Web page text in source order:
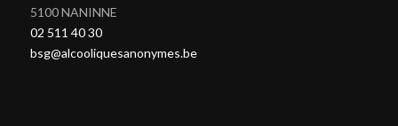
5100 NANINNE
02 511 40 30
bsg@alcooliquesanonymes.be